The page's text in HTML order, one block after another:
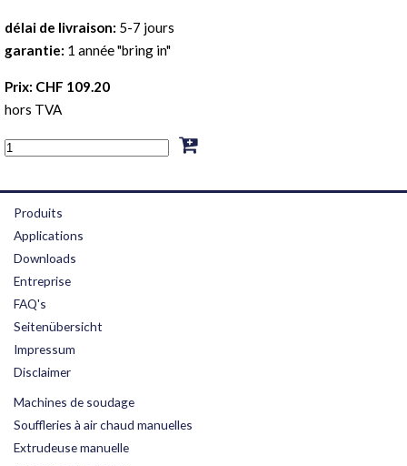
délai de livraison: 5-7 jours
garantie: 1 année "bring in"
Prix: CHF 109.20
hors TVA
Produits
Applications
Downloads
Entreprise
FAQ's
Seitenübersicht
Impressum
Disclaimer
Machines de soudage
Souffleries à air chaud manuelles
Extrudeuse manuelle